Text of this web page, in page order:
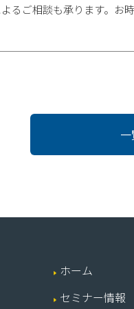
るご相談も承ります。お
ホーム
セミナー情報